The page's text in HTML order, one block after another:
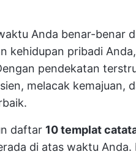
Anda benar-benar
kehidupan pribadi
pendekatan
melacak kemajuan,
daftar 10 templat
di atas waktu